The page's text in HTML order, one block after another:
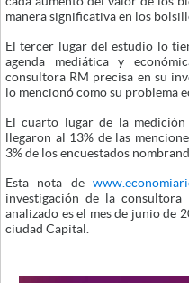
manera significativa en los
El tercer lugar del estudio lo
agenda mediática y
consultora RM precisa en su
lo mencionó como su problema
El cuarto lugar de la
llegaron al 13% de las
3% de los encuestados
Esta nota de
investigación de la
analizado es el mes de junio de
ciudad Capital.